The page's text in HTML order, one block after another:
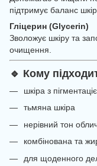
підтримує баланс
Гліцерин (Glycerin)
Зволожує шкіру та
очищення.
🔹 Кому
шкіра з
тьмяна шкіра
нерівний тон
комбінована та
для щоденного